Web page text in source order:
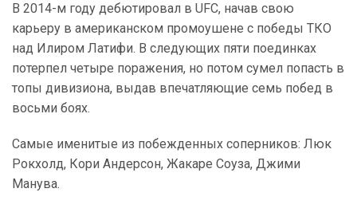
В 2014-м году дебютировал в UFC, начав свою
карьеру в американском промоушене с победы ТКО
над Илиром Латифи. В следующих пяти поединках
потерпел четыре поражения, но потом сумел попасть в
топы дивизиона, выдав впечатляющие семь побед в
восьми боях.
Самые именитые из побежденных соперников: Люк
Рокхолд, Кори Андерсон, Жакаре Соуза, Джими
Манува.